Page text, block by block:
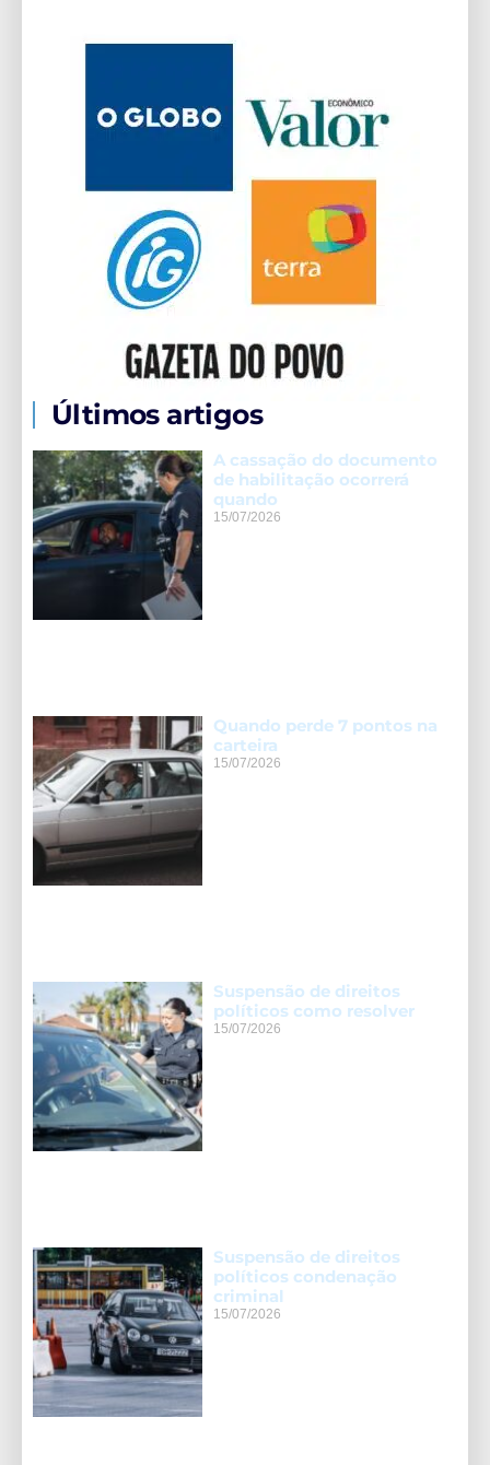
Últimos artigos
A cassação do documento
de habilitação ocorrerá
quando
15/07/2026
Quando perde 7 pontos na
carteira
15/07/2026
Suspensão de direitos
políticos como resolver
15/07/2026
Suspensão de direitos
políticos condenação
criminal
15/07/2026